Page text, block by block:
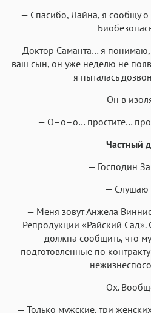
— Спасибо, Лайна, я сообщу
— Доктор Саманта… я
ваш сын, он уже неделю не
я пыталась
— Он в
— О–о–о… простите…
Частный
— Господин
— Слушаю
— Меня зовут Анжела
Репродукции «Райский
должна сообщить, что
подготовленные по
— Ох.
— Только мужские, три